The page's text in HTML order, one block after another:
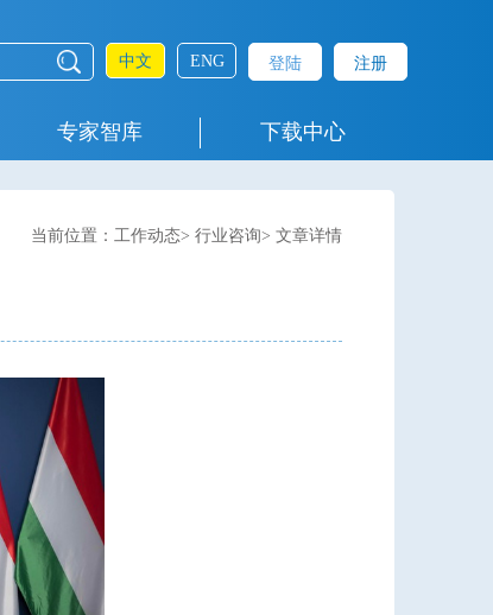
中文 ENG 登陆 注册
专家智库 下载中心
当前位置：工作动态> 行业咨询> 文章详情